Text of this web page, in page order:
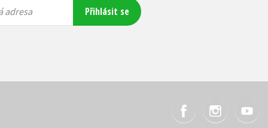
adresa Přihlásit se